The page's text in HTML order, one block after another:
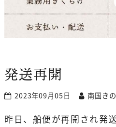
発送再開
2023年09月05日 南国き
昨日、船便が再開され発